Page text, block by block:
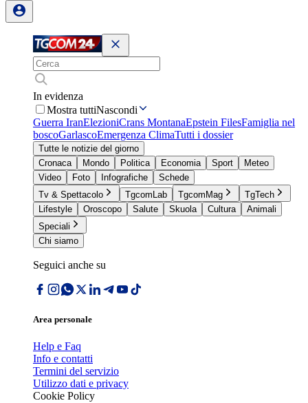
In evidenza
Mostra tuttiNascondi
Guerra IranElezioniCrans MontanaEpstein FilesFamiglia nel
boscoGarlascoEmergenza ClimaTutti i dossier
Tutte le notizie del giorno
Cronaca
Mondo Politica Economia Sport
Meteo
Video
Foto Infografiche
Schede
Tv & Spettacolo
TgcomLab TgcomMag
TgTech
Lifestyle
Oroscopo Salute Skuola Cultura
Animali
Speciali
Chi siamo
Seguici anche su
Area personale
Help e Faq
Info e contatti
Termini del servizio
Utilizzo dati e privacy
Cookie Policy